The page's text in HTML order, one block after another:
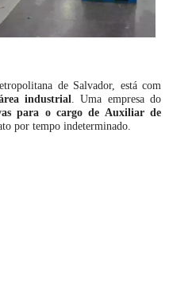
de Salvador, está com
industrial. Uma empresa do
para o cargo de Auxiliar de
por tempo indeterminado.